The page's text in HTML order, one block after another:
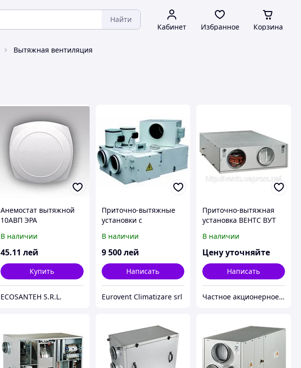
Найти
Кабинет Избранное Корзина
Вытяжная вентиляция
Анемостат вытяжной
10АВП ЭРА
В наличии
45.11 лей
Купить
ECOSANTEH S.R.L.
Приточно-вытяжные
установки с
В наличии
9 500 лей
Написать
Eurovent Climatizare srl
Приточно-вытяжная
установка ВЕНТС ВУТ
В наличии
Цену уточняйте
Написать
Частное акционерное общество «Вентиляционные системы». Торговая марка ВЕНТС.